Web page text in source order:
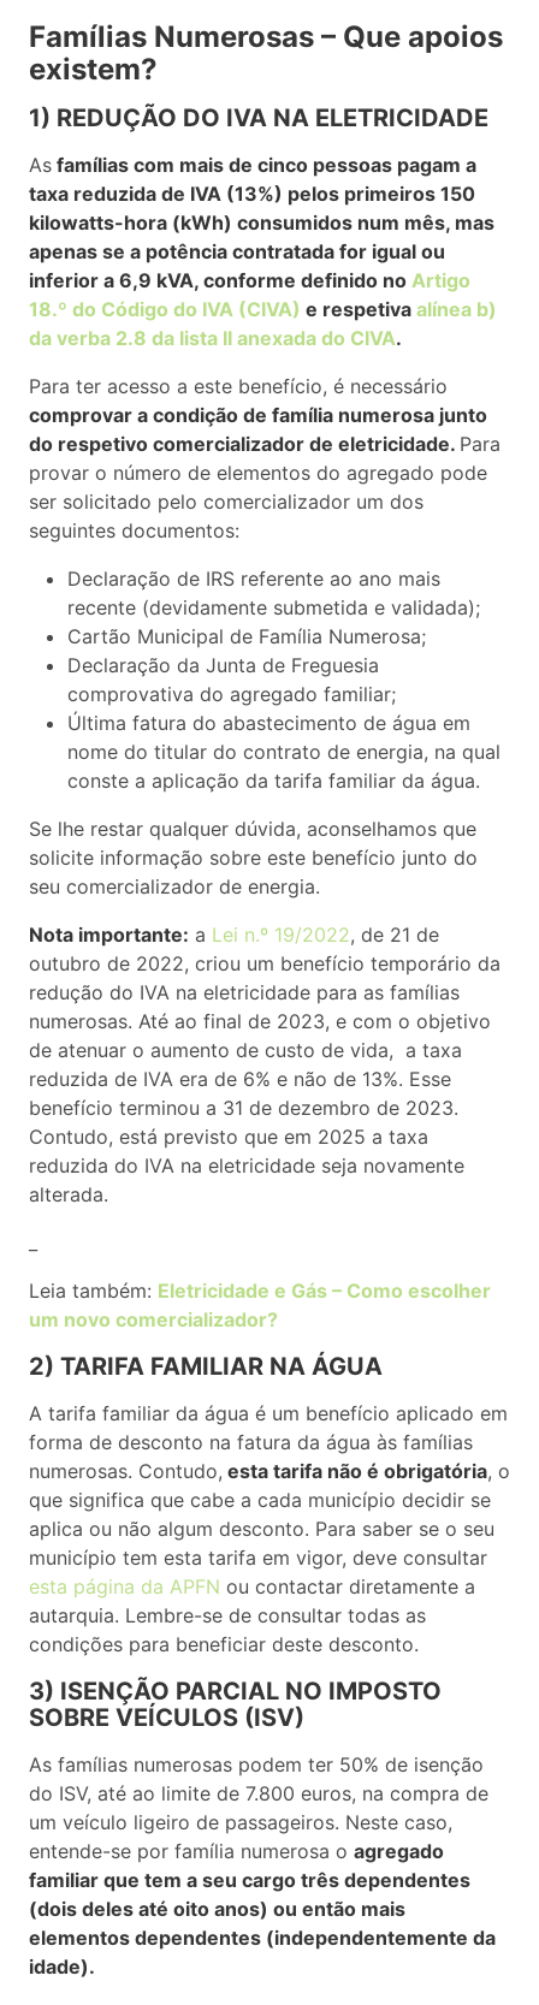
Famílias Numerosas – Que apoios
existem?
1) REDUÇÃO DO IVA NA ELETRICIDADE
As famílias com mais de cinco pessoas pagam a
taxa reduzida de IVA (13%) pelos primeiros 150
kilowatts-hora (kWh) consumidos num mês, mas
apenas se a potência contratada for igual ou
inferior a 6,9 kVA, conforme definido no Artigo
18.º do Código do IVA (CIVA) e respetiva alínea b)
da verba 2.8 da lista II anexada do CIVA.
Para ter acesso a este benefício, é necessário
comprovar a condição de família numerosa junto
do respetivo comercializador de eletricidade. Para
provar o número de elementos do agregado pode
ser solicitado pelo comercializador um dos
seguintes documentos:
Declaração de IRS referente ao ano mais
recente (devidamente submetida e validada);
Cartão Municipal de Família Numerosa;
Declaração da Junta de Freguesia
comprovativa do agregado familiar;
Última fatura do abastecimento de água em
nome do titular do contrato de energia, na qual
conste a aplicação da tarifa familiar da água.
Se lhe restar qualquer dúvida, aconselhamos que
solicite informação sobre este benefício junto do
seu comercializador de energia.
Nota importante: a Lei n.º 19/2022, de 21 de
outubro de 2022, criou um benefício temporário da
redução do IVA na eletricidade para as famílias
numerosas. Até ao final de 2023, e com o objetivo
de atenuar o aumento de custo de vida, a taxa
reduzida de IVA era de 6% e não de 13%. Esse
benefício terminou a 31 de dezembro de 2023.
Contudo, está previsto que em 2025 a taxa
reduzida do IVA na eletricidade seja novamente
alterada.
Leia também: Eletricidade e Gás – Como escolher
um novo comercializador?
2) TARIFA FAMILIAR NA ÁGUA
A tarifa familiar da água é um benefício aplicado em
forma de desconto na fatura da água às famílias
numerosas. Contudo, esta tarifa não é obrigatória, o
que significa que cabe a cada município decidir se
aplica ou não algum desconto. Para saber se o seu
município tem esta tarifa em vigor, deve consultar
esta página da APFN ou contactar diretamente a
autarquia. Lembre-se de consultar todas as
condições para beneficiar deste desconto.
3) ISENÇÃO PARCIAL NO IMPOSTO
SOBRE VEÍCULOS (ISV)
As famílias numerosas podem ter 50% de isenção
do ISV, até ao limite de 7.800 euros, na compra de
um veículo ligeiro de passageiros. Neste caso,
entende-se por família numerosa o agregado
familiar que tem a seu cargo três dependentes
(dois deles até oito anos) ou então mais
elementos dependentes (independentemente da
idade).